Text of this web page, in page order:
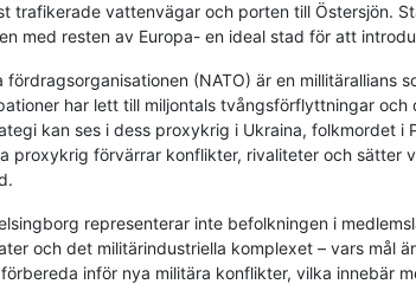
trafikerade vattenvägar och porten till Östersjön.
med resten av Europa- en ideal stad för att
fördragsorganisationen (NATO) är en millitärallians
har lett till miljontals tvångsförflyttningar och
kan ses i dess proxykrig i Ukraina, folkmordet i
proxykrig förvärrar konflikter, rivaliteter och sätter
representerar inte befolkningen i
och det militärindustriella komplexet – vars mål
inför nya militära konflikter, vilka innebär